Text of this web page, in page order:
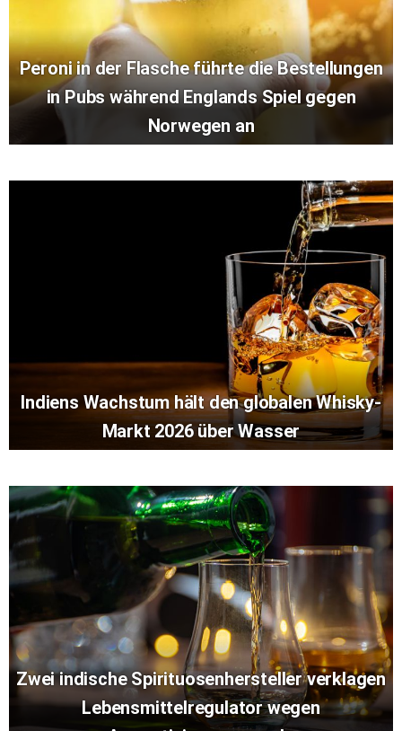
Peroni in der Flasche führte die Bestellungen
in Pubs während Englands Spiel gegen
Norwegen an
Indiens Wachstum hält den globalen Whisky-
Markt 2026 über Wasser
Zwei indische Spirituosenhersteller verklagen
Lebensmittelregulator wegen